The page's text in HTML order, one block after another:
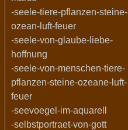
-seele-tiere-pflanzen-steine-
ozean-luft-feuer
-seele-von-glaube-liebe-
hoffnung
-seele-von-menschen-tiere-
pflanzen-steine-ozeane-luft-
feuer
-seevoegel-im-aquarell
-selbstportraet-von-gott